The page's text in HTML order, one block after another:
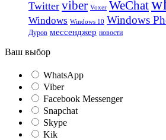
Twitter viber Voxer WeChat
Windows Windows 10 Windows
Дуров мессенджер новости
Ваш выбор
WhatsApp
Viber
Facebook Messenger
Snapchat
Skype
Kik